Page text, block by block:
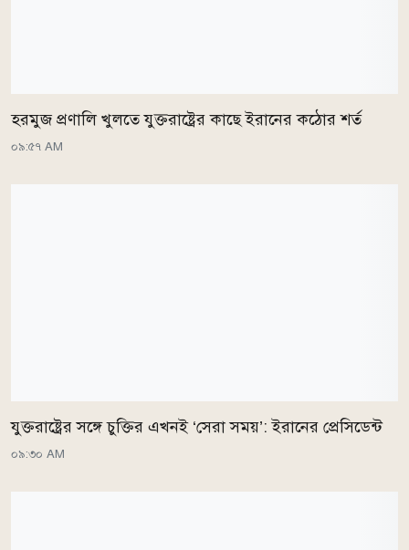
হরমুজ প্রণালি খুলতে যুক্তরাষ্ট্রের কাছে ইরানের কঠোর শর্ত
০৯:৫৭ AM
যুক্তরাষ্ট্রের সঙ্গে চুক্তির এখনই ‘সেরা সময়’: ইরানের প্রেসিডেন্ট
০৯:৩০ AM